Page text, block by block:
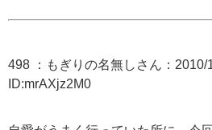
498 ：もぎりの名無しさん：2010/
ID:mrAXjz2M0